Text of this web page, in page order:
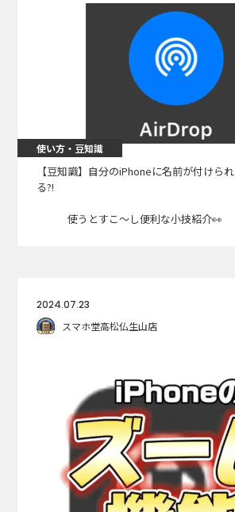
使い方・豆知識
【豆知識】自分のiPhoneに名前が付けられ
る?!
使うとすこ〜し便利な小技紹介👀
2024.07.23
スマホ堂高松仏生山店